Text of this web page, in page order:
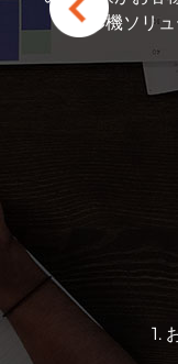
十分な在庫があり
速な対応とお客様の
現しています。
成形機ソリ
1.